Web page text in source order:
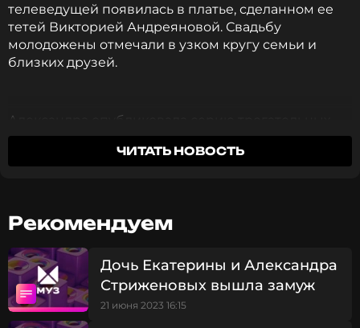
телеведущей появилась в платье, сделанном ее
тетей Викторией Андреяновой. Свадьбу
молодожены отмечали в узком кругу семьи и
близких друзей.
Александра опубликовала серию трогательных
фото с праздника в личном блоге. Из соцсетей
стали известны и первые подробности
проекте - технологической долине МГУ,
созданной на основе научно-технологического
центра. Как сообщил источник, который
процитировало издание «7Дней» , избранник
Александры - заместитель генерального
директора по научно-технологической
ЧИТАТЬ НОВОСТЬ
Рекомендуем
Дочь Екатерины и Александра
Стриженовых вышла замуж
21 июня 2023 16:15